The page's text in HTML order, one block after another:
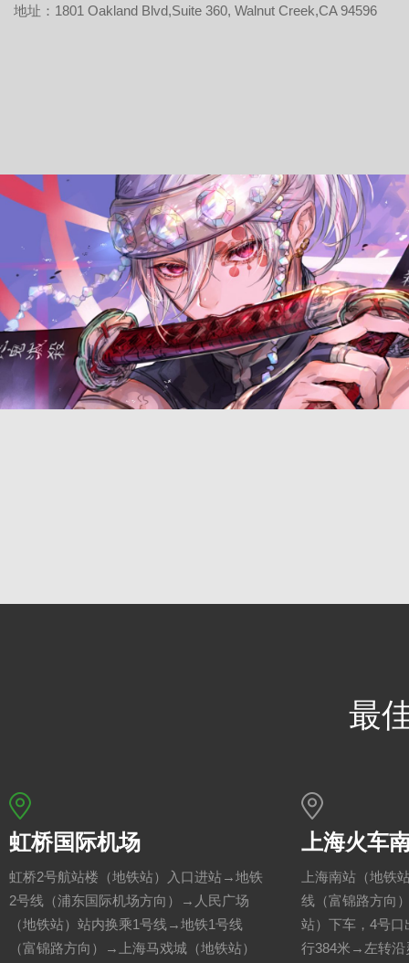
地址：1801 Oakland Blvd,Suite 360, Walnut Creek,CA 94596
最
虹桥国际机场
虹桥2号航站楼（地铁站）入口进站→地铁
2号线（浦东国际机场方向）→人民广场
（地铁站）站内换乘1号线→地铁1号线
（富锦路方向）→上海马戏城（地铁站）
上海火车
上海南站（地铁
线（富锦路方向
站）下车，4号
行384米→左转